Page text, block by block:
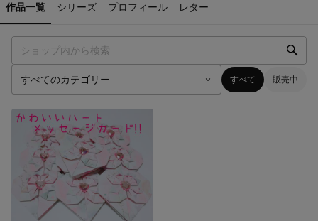
作品一覧 シリーズ プロフィール レター
すべて 販売中